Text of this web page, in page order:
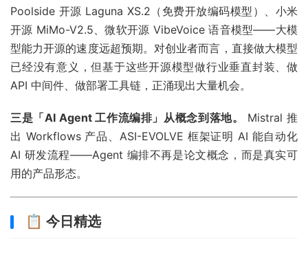
Poolside 开源 Laguna XS.2（免费开放编码模型）、小米
开源 MiMo-V2.5、微软开源 VibeVoice 语音模型——大模
型能力开源的速度远超预期。对创业者而言，直接做大模型
已经没有意义，但基于这些开源模型做行业垂直封装、做
API 中间件、做部署工具链，正涌现出大量机会。
三是「AI Agent 工作流编排」从概念到落地。
Mistral 推
出 Workflows 产品、ASI-EVOLVE 框架证明 AI 能自动化
AI 研发流程——Agent 编排不再是论文概念，而是真实可
用的产品形态。
📋 今日精选